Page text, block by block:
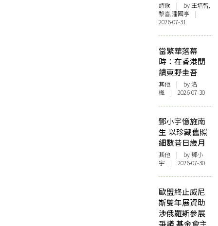
詩歌 | by 王培智,
黎喜,潘國亨 |
2026-07-31
當繁華落幕
時：在香港閱
讀東野圭吾
其他 | by洛
楓 | 2026-07-30
鄧小宇憶施南
生 以珍藏舊照
細數昔日歲月
其他 | by 鄧小
宇 | 2026-07-30
歐盟終止威尼
斯雙年展資助
涉俄羅斯參展